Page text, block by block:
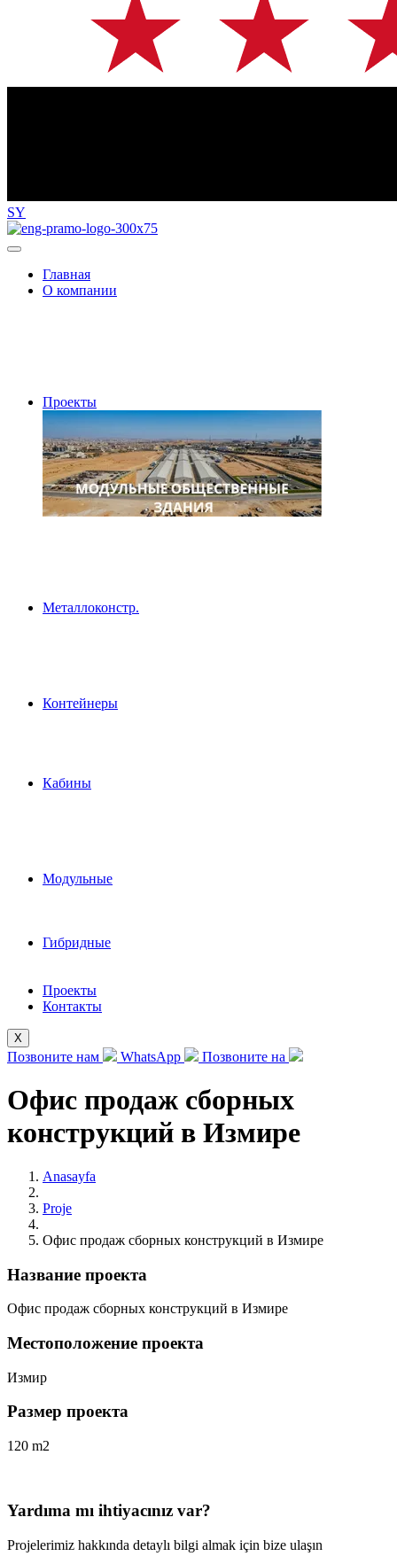
SY
Главная
О компании
Проекты
Металлоконстр.
Контейнеры
Кабины
Модульные
Гибридные
Проекты
Контакты
X
Позвоните нам WhatsApp Позвоните на
Офис продаж сборных
конструкций в Измире
Anasayfa
Proje
Офис продаж сборных конструкций в Измире
Название проекта
Офис продаж сборных конструкций в Измире
Местоположение проекта
Измир
Размер проекта
120 m2
Yardıma mı ihtiyacınız var?
Projelerimiz hakkında detaylı bilgi almak için bize ulaşın